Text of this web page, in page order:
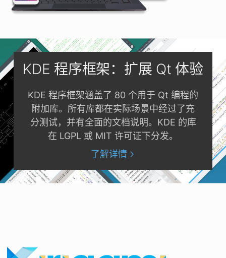
KDE 程序框架：扩展 Qt 体验
KDE 程序框架涵盖了 80 个用于 Qt 编程的
附加库。所有库都在实际场景中经过了充
分测试，并有全面的文档说明。KDE 的库
在 LGPL 或 MIT 许可证下分发。
了解详情